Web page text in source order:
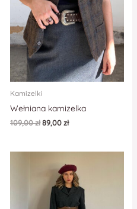
Kamizelki
Wełniana kamizelka
109,00zł89,00zł